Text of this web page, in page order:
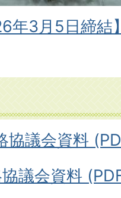
年3月5日締結
協議会資料
議会資料